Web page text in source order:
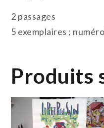
2 passages
5 exemplaires ;
Produits